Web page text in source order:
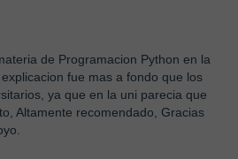
de Programacion Python en la
fue mas a fondo que los
ya que en la uni parecia que
Altamente recomendado, Gracias